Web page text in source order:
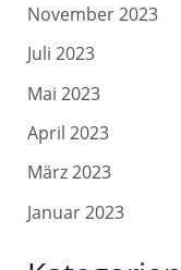
November 2023
Juli 2023
Mai 2023
April 2023
März 2023
Januar 2023